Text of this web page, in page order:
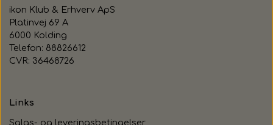
ikon Klub & Erhverv ApS
Platinvej 69 A
6000 Kolding
Telefon: 88826612
CVR: 36468726
Links
Salgs- og leveringsbetingelser